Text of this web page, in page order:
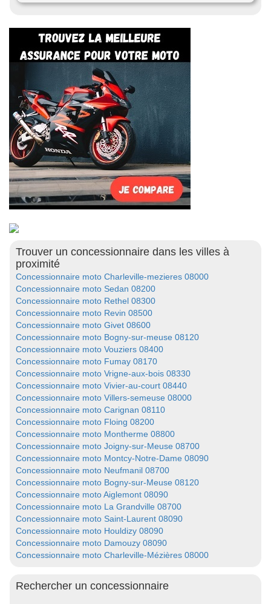
Trouver un concessionnaire dans les villes à
proximité
Concessionnaire moto Charleville-mezieres 08000
Concessionnaire moto Sedan 08200
Concessionnaire moto Rethel 08300
Concessionnaire moto Revin 08500
Concessionnaire moto Givet 08600
Concessionnaire moto Bogny-sur-meuse 08120
Concessionnaire moto Vouziers 08400
Concessionnaire moto Fumay 08170
Concessionnaire moto Vrigne-aux-bois 08330
Concessionnaire moto Vivier-au-court 08440
Concessionnaire moto Villers-semeuse 08000
Concessionnaire moto Carignan 08110
Concessionnaire moto Floing 08200
Concessionnaire moto Montherme 08800
Concessionnaire moto Joigny-sur-Meuse 08700
Concessionnaire moto Montcy-Notre-Dame 08090
Concessionnaire moto Neufmanil 08700
Concessionnaire moto Bogny-sur-Meuse 08120
Concessionnaire moto Aiglemont 08090
Concessionnaire moto La Grandville 08700
Concessionnaire moto Saint-Laurent 08090
Concessionnaire moto Houldizy 08090
Concessionnaire moto Damouzy 08090
Concessionnaire moto Charleville-Mézières 08000
Rechercher un concessionnaire